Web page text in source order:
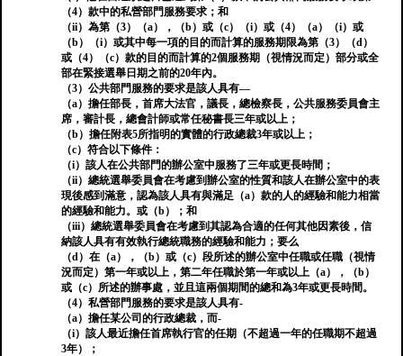
（4）款中的私營部門服務要求；和
（ii）為第（3）（a），（b）或（c）（i）或（4）（a）（i）或
（b）（i）或其中每一項的目的而計算的服務期限為第（3）（d）
或（4）（c）款的目的而計算的2個服務期（視情況而定）部分或全
部在緊接選舉日期之前的20年內。
（3）公共部門服務的要求是該人具有—
（a）擔任部長，首席大法官，議長，總檢察長，公共服務委員會主
席，審計長，總會計師或常任秘書長三年或以上；
（b）擔任附表5所指明的實體的行政總裁3年或以上；
（c）符合以下條件：
（i）該人在公共部門的辦公室中服務了三年或更長時間；
（ii）總統選舉委員會在考慮到辦公室的性質和該人在辦公室中的表
現後感到滿意，認為該人具有與滿足（a）款的人的經驗和能力相當
的經驗和能力。或（b）；和
（iii）總統選舉委員會在考慮到其認為合適的任何其他因素後，信
納該人具有有效執行總統職務的經驗和能力；要么
（d）在（a），（b）或（c）段所述的辦公室中任職或任職（視情
況而定）第一年或以上，第二年任職於第一年或以上（a），（b）
或（c）所述的辦事處，並且這兩個期間的總和為3年或更長時間。
（4）私營部門服務的要求是該人具有-
（a）擔任某公司的行政總裁，而-
（i）該人最近擔任首席執行官的任期（不超過一年的任職期不超過
3年）；